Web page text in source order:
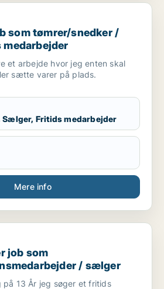
tømrer/snedker / sælger / fritids
som tømrer/snedker /
et arbejde hvor jeg enten skal
sætte varer på plads.
med at tage en tømrer
fodbold 2 gange om ugen.
Sælger, Fritids medarbejder
Mere info
som kommunikationsmedarbejder /
job som
/ sælger
på 13 År jeg søger et fritids